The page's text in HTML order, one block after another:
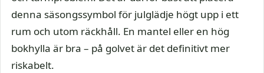
denna säsongssymbol för julglädje högt upp i ett
rum och utom räckhåll. En mantel eller en hög
bokhylla är bra – på golvet är det definitivt mer
riskabelt.